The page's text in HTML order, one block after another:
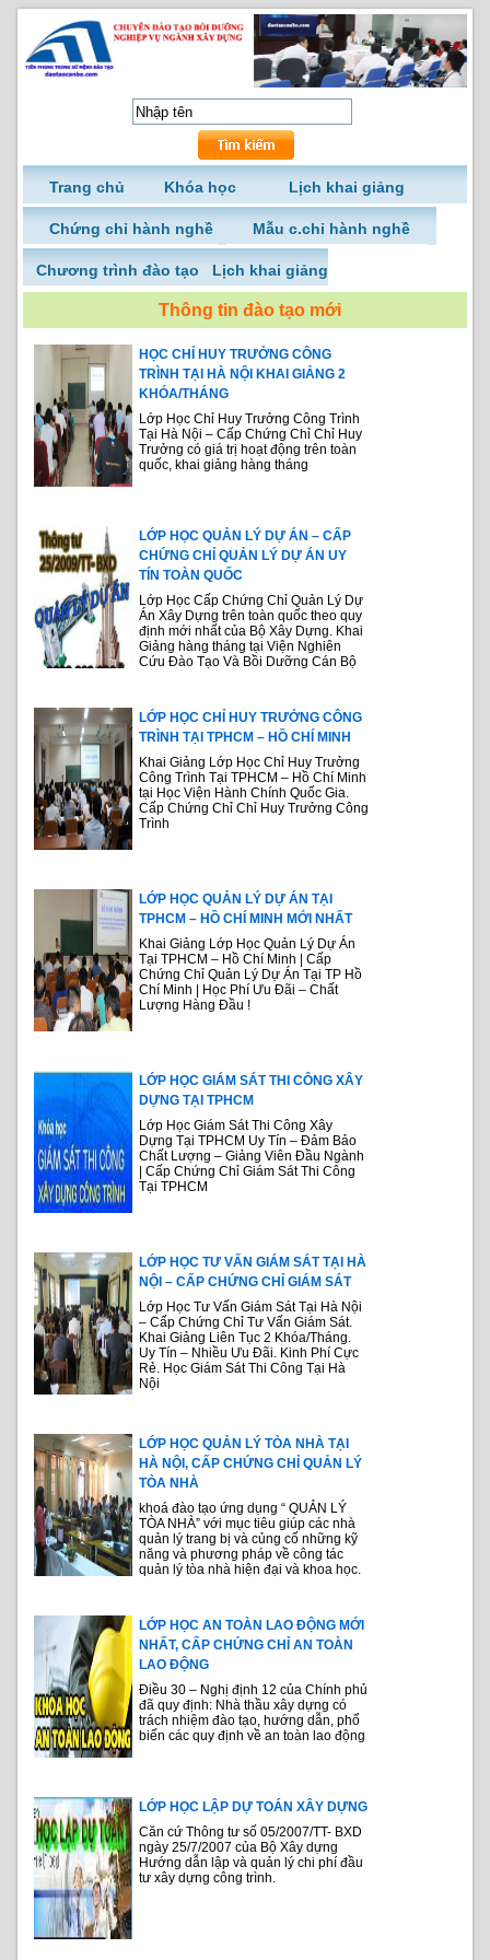
Trang chủ Khóa học Lịch khai giảng
Chứng chỉ hành nghề Mẫu c.chỉ hành nghề
Chương trình đào tạo Lịch khai giảng
Thông tin đào tạo mới
HỌC CHỈ HUY TRƯỞNG CÔNG
TRÌNH TẠI HÀ NỘI KHAI GIẢNG 2
KHÓA/THÁNG
Lớp Học Chỉ Huy Trưởng Công Trình
Tại Hà Nội – Cấp Chứng Chỉ Chỉ Huy
Trưởng có giá trị hoạt động trên toàn
quốc, khai giảng hàng tháng
LỚP HỌC QUẢN LÝ DỰ ÁN – CẤP
CHỨNG CHỈ QUẢN LÝ DỰ ÁN UY
TÍN TOÀN QUỐC
Lớp Học Cấp Chứng Chỉ Quản Lý Dự
Án Xây Dựng trên toàn quốc theo quy
định mới nhất của Bộ Xây Dựng. Khai
Giảng hàng tháng tại Viện Nghiên
Cứu Đào Tạo Và Bồi Dưỡng Cán Bộ
LỚP HỌC CHỈ HUY TRƯỞNG CÔNG
TRÌNH TẠI TPHCM – HỒ CHÍ MINH
Khai Giảng Lớp Học Chỉ Huy Trưởng
Công Trình Tại TPHCM – Hồ Chí Minh
tại Học Viện Hành Chính Quốc Gia.
Cấp Chứng Chỉ Chỉ Huy Trưởng Công
Trình
LỚP HỌC QUẢN LÝ DỰ ÁN TẠI
TPHCM – HỒ CHÍ MINH MỚI NHẤT
Khai Giảng Lớp Học Quản Lý Dự Án
Tại TPHCM – Hồ Chí Minh | Cấp
Chứng Chỉ Quản Lý Dự Án Tại TP Hồ
Chí Minh | Học Phí Ưu Đãi – Chất
Lượng Hàng Đầu !
LỚP HỌC GIÁM SÁT THI CÔNG XÂY
DỰNG TẠI TPHCM
Lớp Học Giám Sát Thi Công Xây
Dựng Tại TPHCM Uy Tín – Đảm Bảo
Chất Lượng – Giảng Viên Đầu Ngành
| Cấp Chứng Chỉ Giám Sát Thi Công
Tại TPHCM
LỚP HỌC TƯ VẤN GIÁM SÁT TẠI HÀ
NỘI – CẤP CHỨNG CHỈ GIÁM SÁT
Lớp Học Tư Vấn Giám Sát Tại Hà Nội
– Cấp Chứng Chỉ Tư Vấn Giám Sát.
Khai Giảng Liên Tục 2 Khóa/Tháng.
Uy Tín – Nhiều Ưu Đãi. Kinh Phí Cực
Rẻ. Học Giám Sát Thi Công Tại Hà
Nội
LỚP HỌC QUẢN LÝ TÒA NHÀ TẠI
HÀ NỘI, CẤP CHỨNG CHỈ QUẢN LÝ
TÒA NHÀ
khoá đào tạo ứng dụng “ QUẢN LÝ
TÒA NHÀ” với mục tiêu giúp các nhà
quản lý trang bị và củng cố những kỹ
năng và phương pháp về công tác
quản lý tòa nhà hiện đại và khoa học.
LỚP HỌC AN TOÀN LAO ĐỘNG MỚI
NHẤT, CẤP CHỨNG CHỈ AN TOÀN
LAO ĐỘNG
Điều 30 – Nghị định 12 của Chính phủ
đã quy định: Nhà thầu xây dựng có
trách nhiệm đào tạo, hướng dẫn, phổ
biến các quy định về an toàn lao động
LỚP HỌC LẬP DỰ TOÁN XÂY DỰNG
Căn cứ Thông tư số 05/2007/TT- BXD
ngày 25/7/2007 của Bộ Xây dựng
Hướng dẫn lập và quản lý chi phí đầu
tư xây dựng công trình.